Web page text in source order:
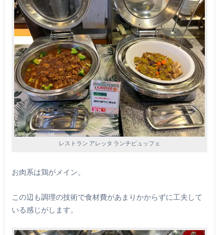
レストラン アレッタ ランチビュッフェ
お肉系は鶏がメイン。
この辺も調理の技術で食材費があまりかからずに工夫して
いる感じがします。